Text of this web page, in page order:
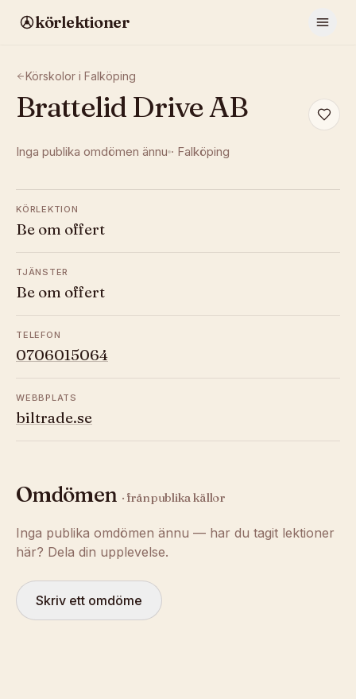
körlektioner
Körskolor i Falköping
Brattelid Drive AB
Inga publika omdömen ännu · Falköping
KÖRLEKTION
Be om offert
TJÄNSTER
Be om offert
TELEFON
0706015064
WEBBPLATS
biltrade.se
Omdömen · från publika källor
Inga publika omdömen ännu — har du tagit lektioner
här? Dela din upplevelse.
Skriv ett omdöme